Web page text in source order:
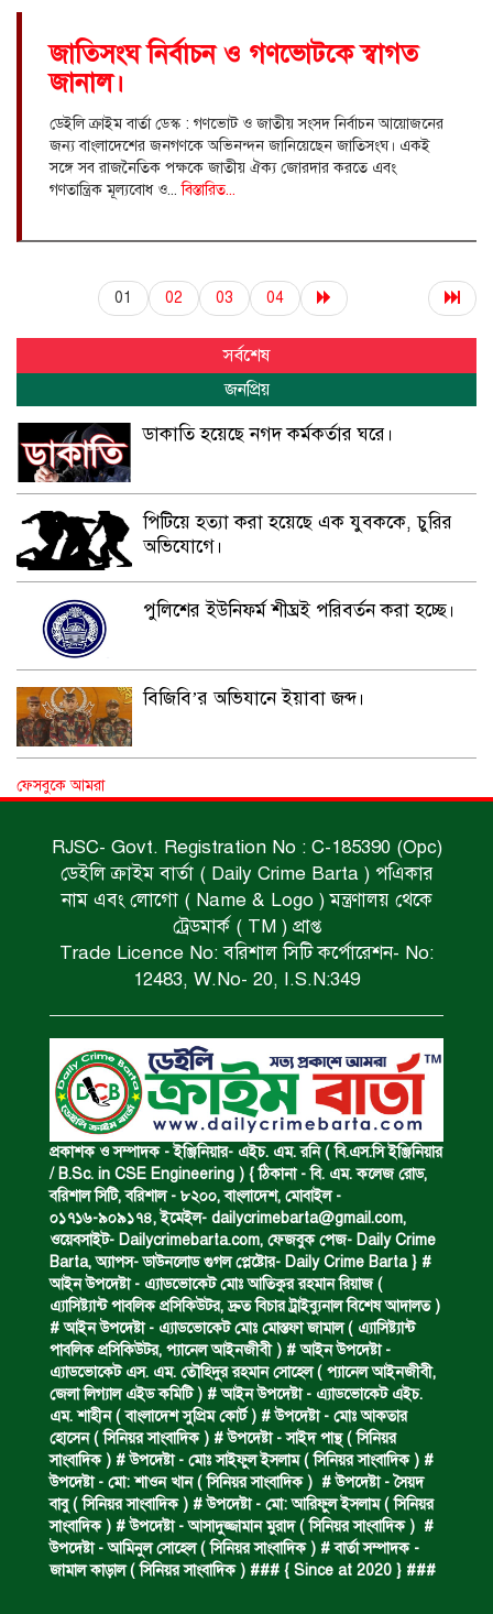
জাতিসংঘ নির্বাচন ও গণভোটকে স্বাগত
জানাল।
ডেইলি ক্রাইম বার্তা ডেস্ক : গণভোট ও জাতীয় সংসদ নির্বাচন আয়োজনের
জন্য বাংলাদেশের জনগণকে অভিনন্দন জানিয়েছেন জাতিসংঘ। একই
সঙ্গে সব রাজনৈতিক পক্ষকে জাতীয় ঐক্য জোরদার করতে এবং
গণতান্ত্রিক মূল্যবোধ ও...বিস্তারিত...
01 02 03 04
সর্বশেষ
জনপ্রিয়
ডাকাতি হয়েছে নগদ কর্মকর্তার ঘরে।
পিটিয়ে হত্যা করা হয়েছে এক যুবককে, চুরির
অভিযোগে।
পুলিশের ইউনিফর্ম শীঘ্রই পরিবর্তন করা হচ্ছে।
বিজিবি’র অভিযানে ইয়াবা জব্দ।
পানিতে ডুবে এক ছাত্রের মৃত্যু।
ঝুলন্ত মরদেহ উদ্ধার।
অবৈধ ঘের নির্মাণে আটক।
একজন সড়ক দুর্ঘটনায় নিহত ও দুইজন আহত।
ডাকাত দলের সদস্য গ্রেফতার।
ঝুলন্ত মরদেহ উদ্ধার।
প্রধান আসামির মৃত্যুদণ্ড।
গ্রেফতারের দাবিতে মানববন্ধন ও বিক্ষোভ।
কারেন্ট জাল জব্দ এবং ধ্বংস।
ফেসবুকে আমরা
RJSC- Govt. Registration No : C-185390 (Opc)
ডেইলি ক্রাইম বার্তা ( Daily Crime Barta ) পএিকার
নাম এবং লোগো ( Name & Logo ) মন্ত্রণালয় থেকে
ট্রেডমার্ক ( TM ) প্রাপ্ত
Trade Licence No: বরিশাল সিটি কর্পোরেশন- No:
12483, W.No- 20, I.S.N:349
প্রকাশক ও সম্পাদক - ইঞ্জিনিয়ার- এইচ. এম. রনি ( বি.এস.সি ইঞ্জিনিয়ার
/ B.Sc. in CSE Engineering ) { ঠিকানা - বি. এম. কলেজ রোড,
বরিশাল সিটি, বরিশাল - ৮২০০, বাংলাদেশ, মোবাইল -
০১৭১৬-৯০৯১৭৪, ইমেইল- dailycrimebarta@gmail.com,
ওয়েবসাইট- Dailycrimebarta.com, ফেজবুক পেজ- Daily Crime
Barta, অ‍্যাপস- ডাউনলোড গুগল প্লেষ্টোর- Daily Crime Barta } #
আইন উপদেষ্টা - এ্যাডভোকেট মোঃ আতিকুর রহমান রিয়াজ (
এ‍্যাসিষ্ট‍্যান্ট পাবলিক প্রসিকিউটর, দ্রুত বিচার ট্রাইব্যুনাল বিশেষ আদালত )
# আইন উপদেষ্টা - এ্যাডভোকেট মোঃ মোস্তফা জামাল ( এ‍্যাসিষ্ট‍্যান্ট
পাবলিক প্রসিকিউটর, প‍্যানেল আইনজীবী ) # আইন উপদেষ্টা -
এ্যাডভোকেট এস. এম. তৌহিদুর রহমান সোহেল ( প‍্যানেল আইনজীবী,
জেলা লিগ্যাল এইড কমিটি ) # আইন উপদেষ্টা - এ্যাডভোকেট এইচ.
এম. শাহীন ( বাংলাদেশ সুপ্রিম কোর্ট ) # উপদেষ্টা - মোঃ আকতার
হোসেন ( সিনিয়র সাংবাদিক ) # উপদেষ্টা - সাইদ পান্থ ( সিনিয়র
সাংবাদিক ) # উপদেষ্টা - মোঃ সাইফুল ইসলাম ( সিনিয়র সাংবাদিক ) #
উপদেষ্টা - মো: শাওন খান ( সিনিয়র সাংবাদিক ) # উপদেষ্টা - সৈয়দ
বাবু ( সিনিয়র সাংবাদিক ) # উপদেষ্টা - মো: আরিফুল ইসলাম ( সিনিয়র
সাংবাদিক ) # উপদেষ্টা - আসাদুজ্জামান মুরাদ ( সিনিয়র সাংবাদিক ) #
উপদেষ্টা - আমিনুল সোহেল ( সিনিয়র সাংবাদিক ) # বার্তা সম্পাদক -
জামাল কাড়াল ( সিনিয়র সাংবাদিক ) ### { Since at 2020 } ###